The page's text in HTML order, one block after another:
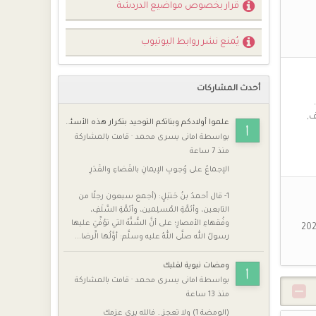
قرار بخصوص مواضيع الدردشة
يُمنع نشر روابط اليوتيوب
أحدث المشاركات
علموا أوﻻدكم وبناتكم التوحيد بتكرار هذه الأسئلة عليهم
بواسطة امانى يسرى محمد · قامت بالمشاركة
منذ 7 ساعة
الإجماعُ على وُجوبِ الإيمانِ بالقَضاءِ والقَدَرِ
1- قال أحمدُ بنُ حَنبَلٍ: (أجمع سبعون رجلًا من
التابعين، وأئمَّةِ المُسلِمين، وأئمَّةِ السَّلَفِ،
وفُقهاءِ الأمصارِ؛ على أنَّ السُّنَّةَ التي توُفِّيَ عليها
رسولُ الله صلَّى اللهُ عليه وسلَّم: أوَّلُها الِّرضا...
ومضات نبوية لقلبك
بواسطة امانى يسرى محمد · قامت بالمشاركة
منذ 13 ساعة
(الومضة 1) ولا تعجز… فالله يرى عزمك